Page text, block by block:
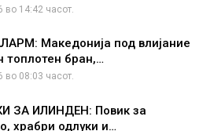
во 14:42 часот.
Македонија под влијание
топлотен бран,…
во 08:03 часот.
ЗА ИЛИНДЕН: Повик за
храбри одлуки и…